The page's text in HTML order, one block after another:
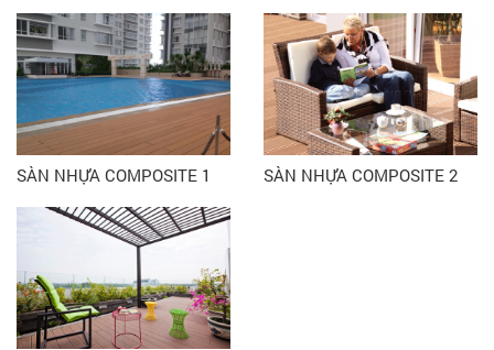
SÀN NHỰA COMPOSITE 1 SÀN NHỰA COMPOSITE 2